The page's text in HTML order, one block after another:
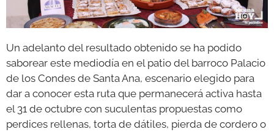
Un adelanto del resultado obtenido se ha podido
saborear este mediodía en el patio del barroco Palacio
de los Condes de Santa Ana, escenario elegido para
dar a conocer esta ruta que permanecerá activa hasta
el 31 de octubre con suculentas propuestas como
perdices rellenas, torta de dátiles, pierda de cordero o